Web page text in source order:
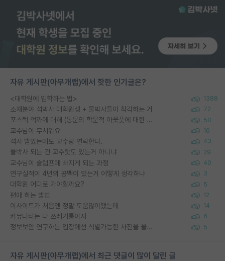
자유 게시판(아무개랩)에서 핫한 인기글은?
<대학원에 입학하는 법> 1388
소재분야 석박사 대학원생 + 물박사들이 착각하는 거 72
포스텍 억까에 대해 (동문의 학문적 아웃풋에 대한 반박) 50
교수님이 무서워요 16
석사 받았는데도 교수랑 연락한다. 43
물박사 되는 건 교수탓도 있는거 아니냐 29
교수님이 슬럼프에 빠지게 되는 과정 40
연구실적이 4년의 공백이 있는거 어떻게 생각하냐 3
대학원 어디로 가야할까요? 5
편애 하는 방법 12
이사이트가 처음엔 정말 도움많이됐는데 14
커뮤니티는 다 쓰레기통이지 6
정보보안 연구하는 입장에선 식별가능한 사진을 올리는건 비추이긴함 5
자유 게시판(아무개랩)에서 최근 댓글이 많이 달린 글